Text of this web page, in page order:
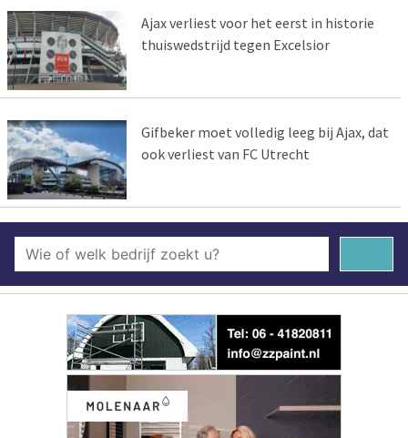
Ajax verliest voor het eerst in historie
thuiswedstrijd tegen Excelsior
Gifbeker moet volledig leeg bij Ajax, dat
ook verliest van FC Utrecht